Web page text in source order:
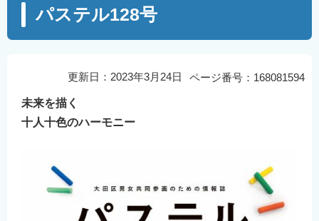
頭
こ
パステル128号
ページ番号：168081594
更新日：2023年3月24日
未来を描く
十人十色のハーモニー